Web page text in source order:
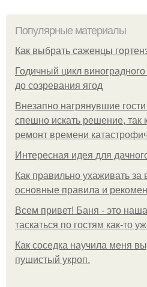
Популярные материалы
Как выбрать саженцы
Годичный цикл
до созревания ягод
Внезапно нагрянувшие
спешно искать решение, так
ремонт времени
Интересная идея для
Как правильно ухаживать
основные правила и
Всем привет! Баня - это
таскаться по гостям как-то
Как соседка научила меня
пушистый укроп.